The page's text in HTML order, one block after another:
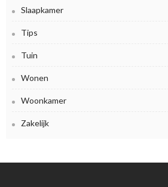
Slaapkamer
Tips
Tuin
Wonen
Woonkamer
Zakelijk